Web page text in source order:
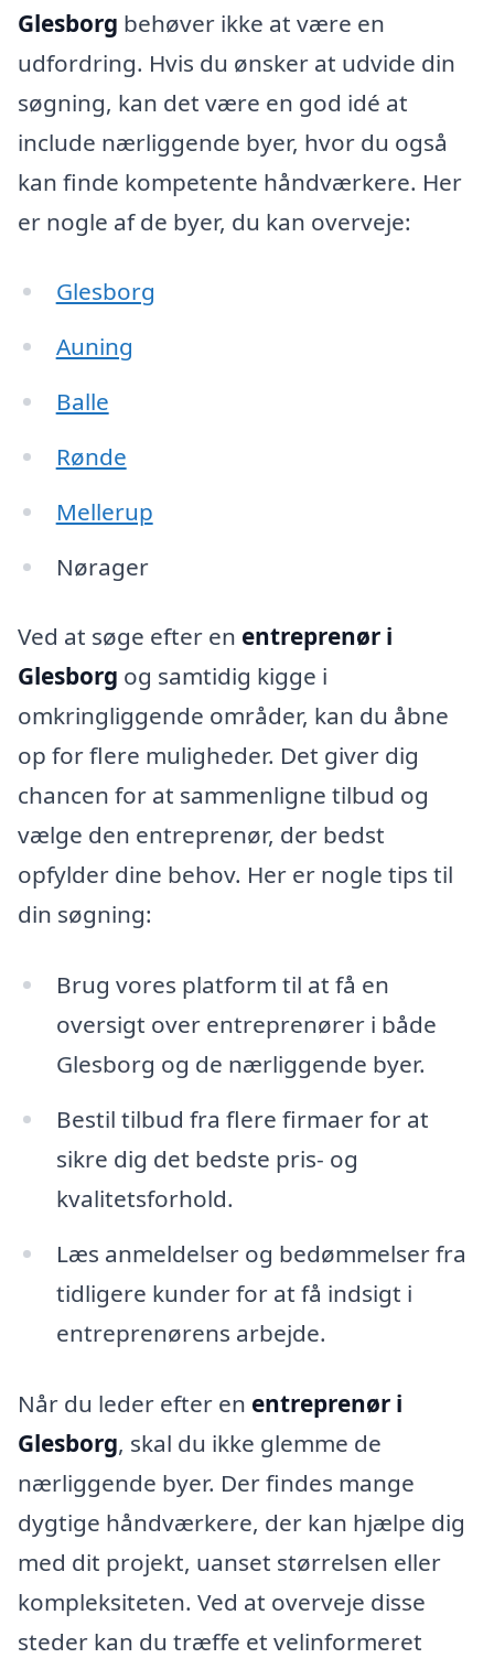
Glesborg behøver ikke at være en
udfordring. Hvis du ønsker at udvide din
søgning, kan det være en god idé at
include nærliggende byer, hvor du også
kan finde kompetente håndværkere. Her
er nogle af de byer, du kan overveje:
Glesborg
Auning
Balle
Rønde
Mellerup
Nørager
Ved at søge efter en entreprenør i
Glesborg og samtidig kigge i
omkringliggende områder, kan du åbne
op for flere muligheder. Det giver dig
chancen for at sammenligne tilbud og
vælge den entreprenør, der bedst
opfylder dine behov. Her er nogle tips til
din søgning:
Brug vores platform til at få en
oversigt over entreprenører i både
Glesborg og de nærliggende byer.
Bestil tilbud fra flere firmaer for at
sikre dig det bedste pris- og
kvalitetsforhold.
Læs anmeldelser og bedømmelser fra
tidligere kunder for at få indsigt i
entreprenørens arbejde.
Når du leder efter en entreprenør i
Glesborg, skal du ikke glemme de
nærliggende byer. Der findes mange
dygtige håndværkere, der kan hjælpe dig
med dit projekt, uanset størrelsen eller
kompleksiteten. Ved at overveje disse
steder kan du træffe et velinformeret